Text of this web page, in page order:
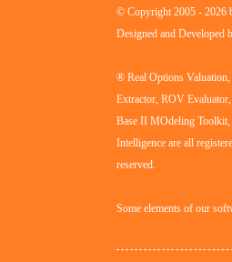
© Copyright 2005 - 2026
Designed and Developed
® Real Options
Extractor, ROV
Base II MOdeling Toolkit,
Intelligence are all
reserved.
Some elements of our